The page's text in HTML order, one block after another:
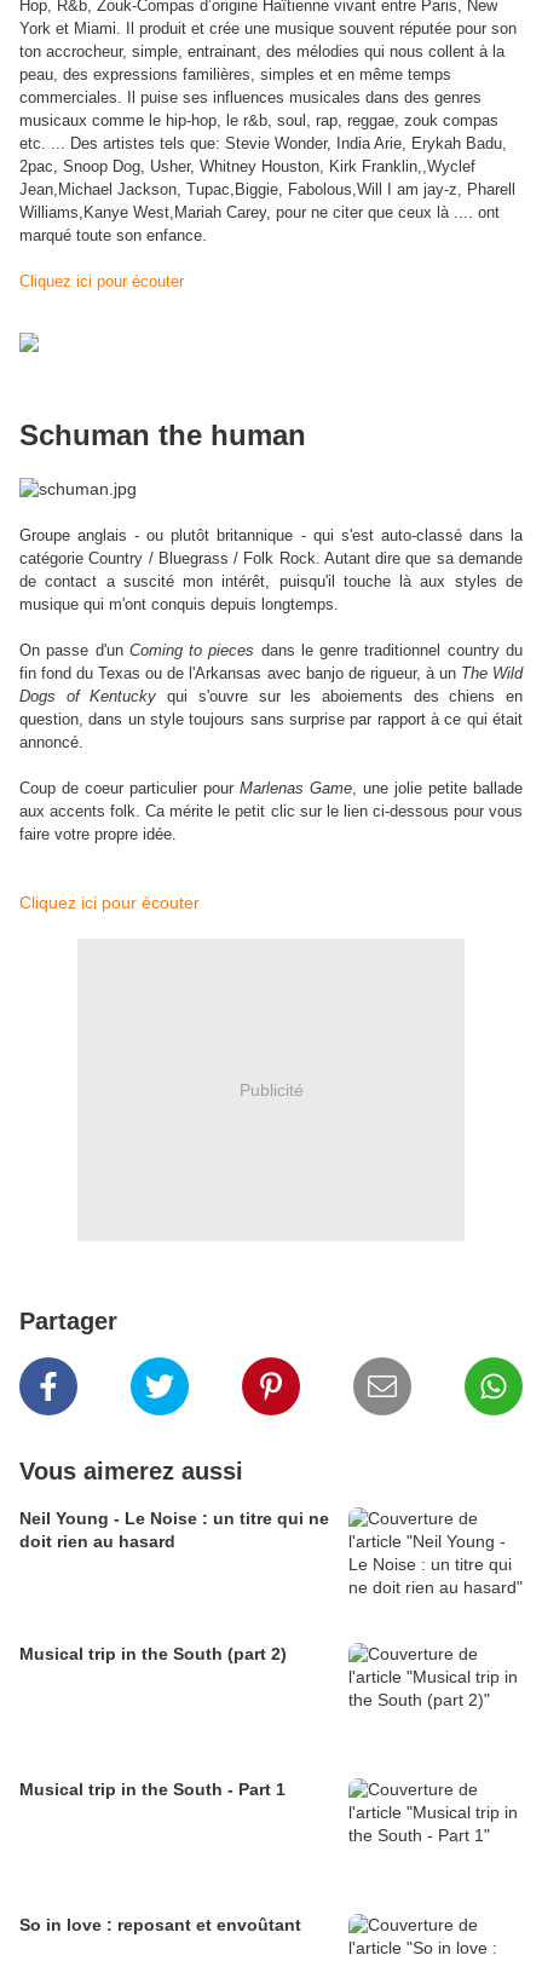
Hop, R&b, Zouk-Compas d’origine Haïtienne vivant entre Paris, New
York et Miami. Il produit et crée une musique souvent réputée pour son
ton accrocheur, simple, entrainant, des mélodies qui nous collent à la
peau, des expressions familières, simples et en même temps
commerciales. Il puise ses influences musicales dans des genres
musicaux comme le hip-hop, le r&b, soul, rap, reggae, zouk compas
etc. ... Des artistes tels que: Stevie Wonder, India Arie, Erykah Badu,
2pac, Snoop Dog, Usher, Whitney Houston, Kirk Franklin,,Wyclef
Jean,Michael Jackson, Tupac,Biggie, Fabolous,Will I am jay-z, Pharell
Williams,Kanye West,Mariah Carey, pour ne citer que ceux là .... ont
marqué toute son enfance.
Cliquez ici pour écouter
Schuman the human
Groupe anglais - ou plutôt britannique - qui s'est auto-classé dans la
catégorie Country / Bluegrass / Folk Rock. Autant dire que sa demande
de contact a suscité mon intérêt, puisqu'il touche là aux styles de
musique qui m'ont conquis depuis longtemps.
On passe d'un Coming to pieces dans le genre traditionnel country du
fin fond du Texas ou de l'Arkansas avec banjo de rigueur, à un The Wild
Dogs of Kentucky qui s'ouvre sur les aboiements des chiens en
question, dans un style toujours sans surprise par rapport à ce qui était
annoncé.
Coup de coeur particulier pour Marlenas Game, une jolie petite ballade
aux accents folk. Ca mérite le petit clic sur le lien ci-dessous pour vous
faire votre propre idée.
Cliquez ici pour écouter
Publicité
Partager
Vous aimerez aussi
Neil Young - Le Noise : un titre qui ne
doit rien au hasard
Musical trip in the South (part 2)
Musical trip in the South - Part 1
So in love : reposant et envoûtant